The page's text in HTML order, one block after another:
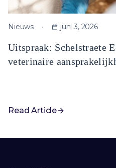
Nieuws juni 3, 2026
Uitspraak: Schelstraete
veterinaire
Read Article